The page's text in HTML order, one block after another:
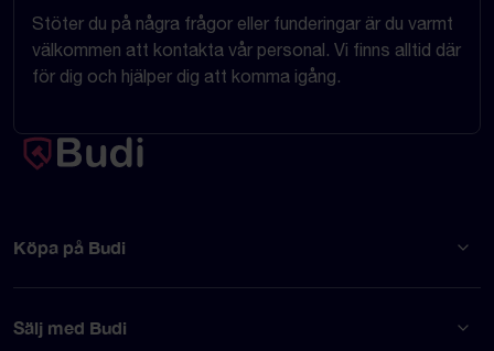
Stöter du på några frågor eller funderingar är du varmt
välkommen att kontakta vår personal. Vi finns alltid där
för dig och hjälper dig att komma igång.
Köpa på Budi
Sälj med Budi